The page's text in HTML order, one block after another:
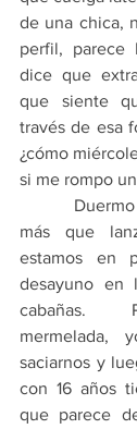
de una chica,
perfil, parece
dice que
que siente
través de esa
¿cómo
si me rompo
más que
estamos en
desayuno en
cabañas.
mermelada,
saciarnos y
con 16 años
que parece